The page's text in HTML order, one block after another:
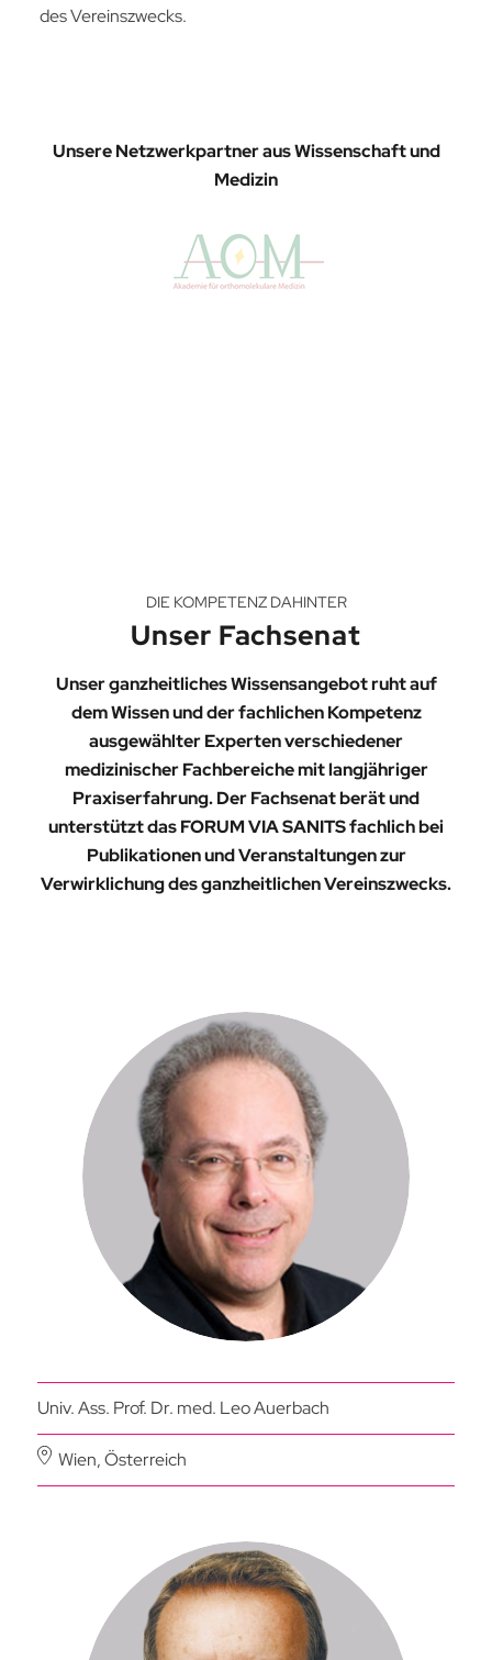
des Vereinszwecks.
Unsere Netzwerkpartner aus Wissenschaft und
Medizin
DIE KOMPETENZ DAHINTER
Unser Fachsenat
Unser ganzheitliches Wissensangebot ruht auf
dem Wissen und der fachlichen Kompetenz
ausgewählter Experten verschiedener
medizinischer Fachbereiche mit langjähriger
Praxiserfahrung. Der Fachsenat berät und
unterstützt das FORUM VIA SANITS fachlich bei
Publikationen und Veranstaltungen zur
Verwirklichung des ganzheitlichen Vereinszwecks.
Univ. Ass. Prof. Dr. med. Leo Auerbach
Wien, Österreich